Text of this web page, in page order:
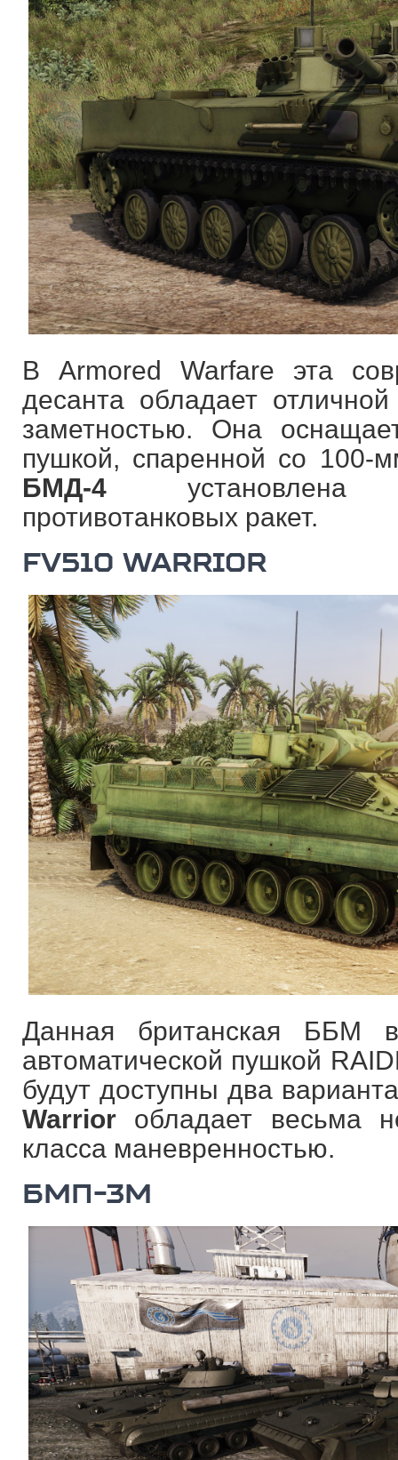
В Armored Warfare эта
десанта обладает
заметностью. Она
пушкой, спаренной со 100-
БМД-4установлена
противотанковых ракет.
FV510 WARRIOR
Данная британская ББМ
автоматической пушкой
будут доступны два
Warriorобладает весьма
класса маневренностью.
БМП-3М